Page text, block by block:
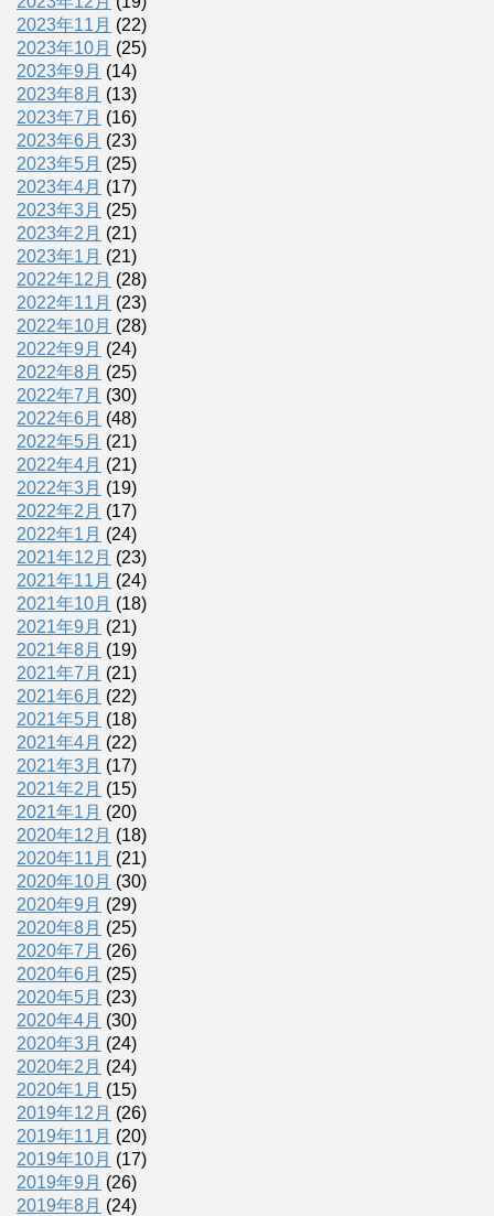
2023年11月 (22)
2023年10月 (25)
2023年9月 (14)
2023年8月 (13)
2023年7月 (16)
2023年6月 (23)
2023年5月 (25)
2023年4月 (17)
2023年3月 (25)
2023年2月 (21)
2023年1月 (21)
2022年12月 (28)
2022年11月 (23)
2022年10月 (28)
2022年9月 (24)
2022年8月 (25)
2022年7月 (30)
2022年6月 (48)
2022年5月 (21)
2022年4月 (21)
2022年3月 (19)
2022年2月 (17)
2022年1月 (24)
2021年12月 (23)
2021年11月 (24)
2021年10月 (18)
2021年9月 (21)
2021年8月 (19)
2021年7月 (21)
2021年6月 (22)
2021年5月 (18)
2021年4月 (22)
2021年3月 (17)
2021年2月 (15)
2021年1月 (20)
2020年12月 (18)
2020年11月 (21)
2020年10月 (30)
2020年9月 (29)
2020年8月 (25)
2020年7月 (26)
2020年6月 (25)
2020年5月 (23)
2020年4月 (30)
2020年3月 (24)
2020年2月 (24)
2020年1月 (15)
2019年12月 (26)
2019年11月 (20)
2019年10月 (17)
2019年9月 (26)
2019年8月 (24)